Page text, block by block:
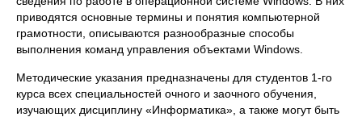
приводятся основные термины и понятия компьютерной
грамотности, описываются разнообразные способы
выполнения команд управления объектами Windows.
Методические указания предназначены для студентов 1-го
курса всех специальностей очного и заочного обучения,
изучающих дисциплину «Информатика», а также могут быть